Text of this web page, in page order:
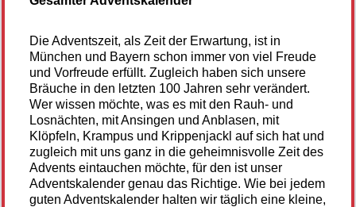
Die Adventszeit, als Zeit der Erwartung, ist in
München und Bayern schon immer von viel Freude
und Vorfreude erfüllt. Zugleich haben sich unsere
Bräuche in den letzten 100 Jahren sehr verändert.
Wer wissen möchte, was es mit den Rauh- und
Losnächten, mit Ansingen und Anblasen, mit
Klöpfeln, Krampus und Krippenjackl auf sich hat und
zugleich mit uns ganz in die geheimnisvolle Zeit des
Advents eintauchen möchte, für den ist unser
Adventskalender genau das Richtige. Wie bei jedem
guten Adventskalender halten wir täglich eine kleine,